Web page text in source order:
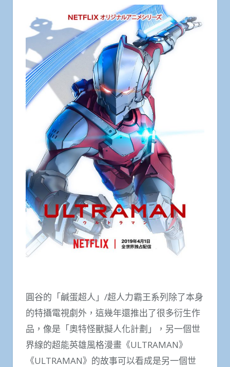
圓谷的「鹹蛋超人」/超人力霸王系列除了本身
的特攝電視劇外，這幾年還推出了很多衍生作
品，像是「奧特怪獸擬人化計劃」，另一個世
界線的超能英雄風格漫畫《ULTRAMAN》
《ULTRAMAN》的故事可以看成是另一個世